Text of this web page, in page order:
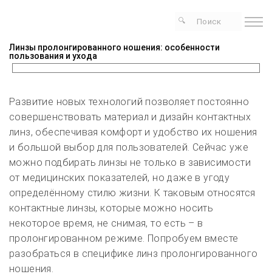
Линзы пролонгированного ношения: особенности
пользования и ухода
Развитие новых технологий позволяет постоянно
совершенствовать материал и дизайн контактных
линз, обеспечивая комфорт и удобство их ношения
и большой выбор для пользователей. Сейчас уже
можно подбирать линзы не только в зависимости
от медицинских показателей, но даже в угоду
определённому стилю жизни. К таковым относятся
контактные линзы, которые можно носить
некоторое время, не снимая, то есть – в
пролонгированном режиме. Попробуем вместе
разобраться в специфике линз пролонгированного
ношения.